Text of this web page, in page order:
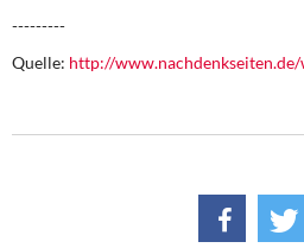
---------
Quelle: http://